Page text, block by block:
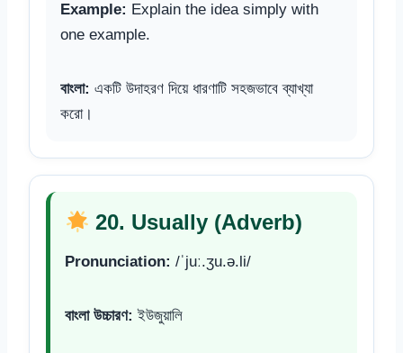
Example: Explain the idea simply with
one example.
বাংলা: একটি উদাহরণ দিয়ে ধারণাটি সহজভাবে ব্যাখ্যা
করো।
20. Usually (Adverb)
Pronunciation: /ˈjuː.ʒu.ə.li/
বাংলা উচ্চারণ: ইউজুয়ালি